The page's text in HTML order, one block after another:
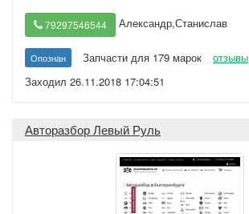
79297546544 Александр,Станислав
Опознан Запчасти для 179 марок
отзывы
Заходил 26.11.2018 17:04:51
Авторазбор Левый Руль